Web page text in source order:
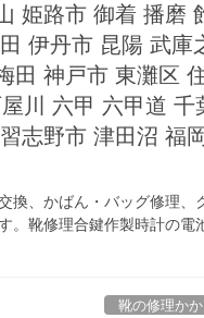
姫路市 御着 播磨
伊丹市 昆陽 武庫
田 神戸市 東灘区
川 六甲 六甲道
志野市 津田沼 福
換、かばん・バッグ修理、
。靴修理合鍵作製時計の
靴の修理か